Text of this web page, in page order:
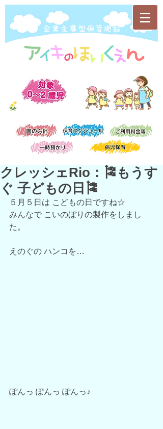
​企業主導型保育施設
クレッシェRio：🎏もうす
ぐ 子どもの日🎏
５月５日は こどもの日ですね☆
みんなで こいのぼりの製作をしまし
た。
えのぐの ハンコを…
ぽんっ ぽんっ ぽんっ♪